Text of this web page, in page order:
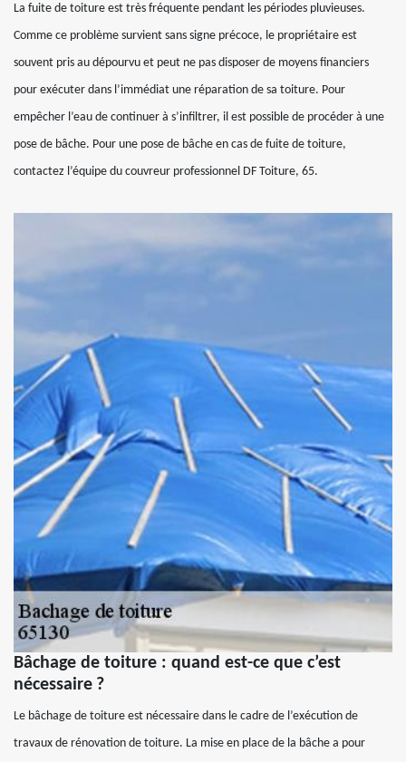
La fuite de toiture est très fréquente pendant les périodes pluvieuses.
Comme ce problème survient sans signe précoce, le propriétaire est
souvent pris au dépourvu et peut ne pas disposer de moyens financiers
pour exécuter dans l’immédiat une réparation de sa toiture. Pour
empêcher l’eau de continuer à s’infiltrer, il est possible de procéder à une
pose de bâche. Pour une pose de bâche en cas de fuite de toiture,
contactez l’équipe du couvreur professionnel DF Toiture, 65.
Bâchage de toiture : quand est-ce que c’est
nécessaire ?
Le bâchage de toiture est nécessaire dans le cadre de l’exécution de
travaux de rénovation de toiture. La mise en place de la bâche a pour